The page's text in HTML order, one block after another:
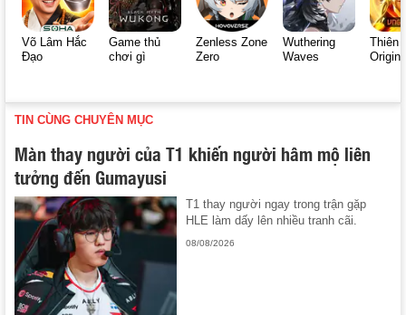
Võ Lâm Hắc
Đạo
Game thủ
chơi gì
Zenless Zone
Zero
Wuthering
Waves
Thiên
Origin
TIN CÙNG CHUYÊN MỤC
Màn thay người của T1 khiến người hâm mộ liên
tưởng đến Gumayusi
T1 thay người ngay trong trận gặp
HLE làm dấy lên nhiều tranh cãi.
08/08/2026